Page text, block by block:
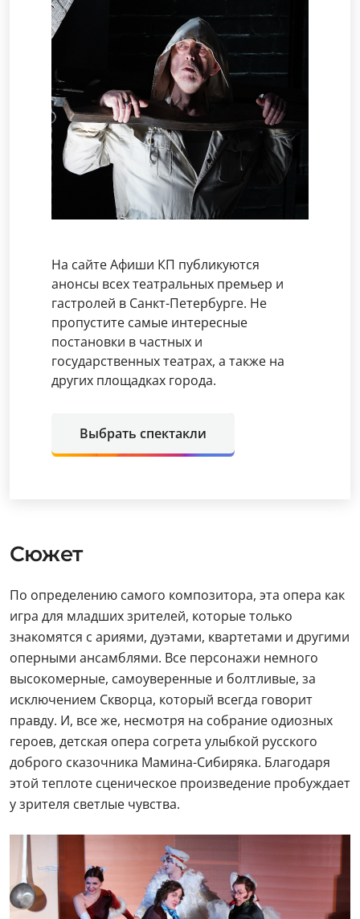
На сайте Афиши КП публикуются
анонсы всех театральных премьер и
гастролей в Санкт-Петербурге. Не
пропустите самые интересные
постановки в частных и
государственных театрах, а также на
других площадках города.
Выбрать спектакли
Сюжет
По определению самого композитора, эта опера как
игра для младших зрителей, которые только
знакомятся с ариями, дуэтами, квартетами и другими
оперными ансамблями. Все персонажи немного
высокомерные, самоуверенные и болтливые, за
исключением Скворца, который всегда говорит
правду. И, все же, несмотря на собрание одиозных
героев, детская опера согрета улыбкой русского
доброго сказочника Мамина-Сибиряка. Благодаря
этой теплоте сценическое произведение пробуждает
у зрителя светлые чувства.